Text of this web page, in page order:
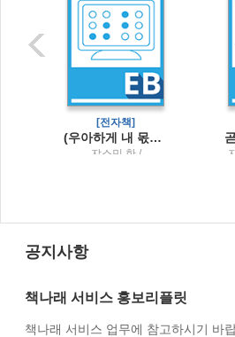
[전자책]
(우아하게 내 몫을 챙기는) 말의 공식
쟈스민 한 /
공지사항
책나래 서비스 홍보리플릿
책나래 서비스 업무에 참고하시기 바